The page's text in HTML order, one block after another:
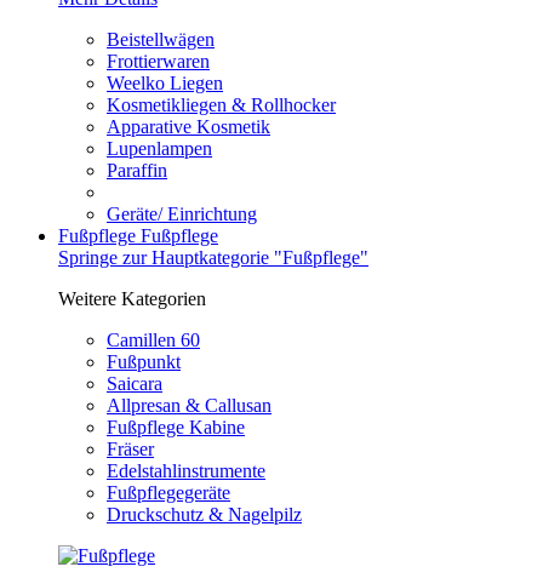
Beistellwägen
Frottierwaren
Weelko Liegen
Kosmetikliegen & Rollhocker
Apparative Kosmetik
Lupenlampen
Paraffin
Geräte/ Einrichtung
Fußpflege Fußpflege
Springe zur Hauptkategorie "Fußpflege"
Weitere Kategorien
Camillen 60
Fußpunkt
Saicara
Allpresan & Callusan
Fußpflege Kabine
Fräser
Edelstahlinstrumente
Fußpflegegeräte
Druckschutz & Nagelpilz